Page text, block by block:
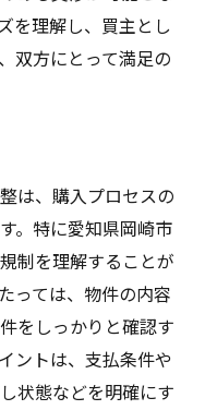
を理解し、買主とし
双方にとって満足の
は、購入プロセスの
。特に愛知県岡崎市
制を理解することが
っては、物件の内容
をしっかりと確認す
ントは、支払条件や
状態などを明確にす